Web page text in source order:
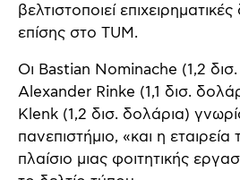
βελτιστοποιεί
επίσης στο TUM.
Οι Bastian Nominache (1,2
Alexander Rinke (1,1 δισ.
Klenk (1,2 δισ. δολάρια)
πανεπιστήμιο, «και η
πλαίσιο μιας φοιτητικής